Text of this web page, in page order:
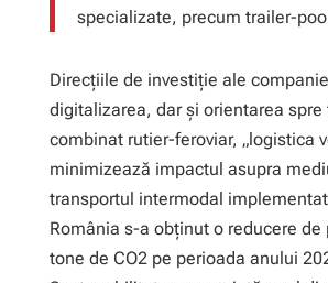
specializate, precum trailer-
Direcțiile de investiție ale
digitalizarea, dar și orientarea spre
combinat rutier-feroviar, „logistica
minimizează impactul asupra
transportul intermodal
România s-a obținut o reducere de
tone de CO2 pe perioada anului